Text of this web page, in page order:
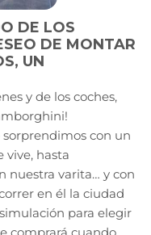
DE LOS
DE MONTAR
UN
y de los coches,
con un
vive, hasta
nuestra varita… y con
en él la ciudad
para elegir